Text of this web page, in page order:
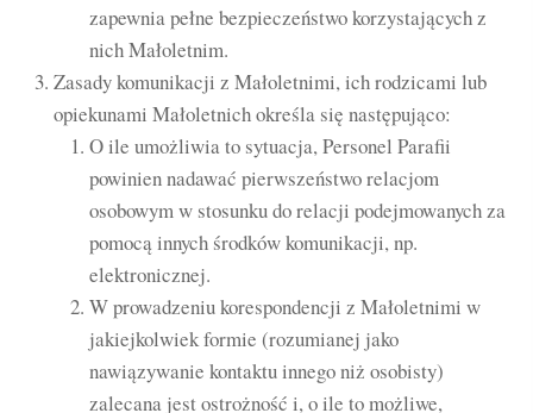
zapewnia pełne bezpieczeństwo korzystających z
nich Małoletnim.
Zasady komunikacji z Małoletnimi, ich rodzicami lub
opiekunami Małoletnich określa się następująco:
O ile umożliwia to sytuacja, Personel Parafii
powinien nadawać pierwszeństwo relacjom
osobowym w stosunku do relacji podejmowanych za
pomocą innych środków komunikacji, np.
elektronicznej.
W prowadzeniu korespondencji z Małoletnimi w
jakiejkolwiek formie (rozumianej jako
nawiązywanie kontaktu innego niż osobisty)
zalecana jest ostrożność i, o ile to możliwe,